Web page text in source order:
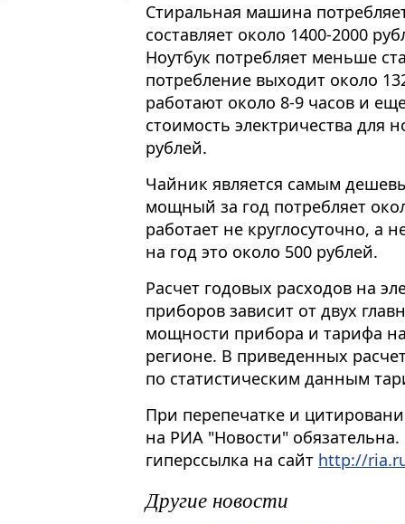
Стиральная машина
составляет около 1400-2000
Ноутбук потребляет меньше
потребление выходит около
работают около 8-9 часов и
стоимость электричества для
рублей.
Чайник является самым
мощный за год потребляет
работает не круглосуточно, а
на год это около 500 рублей.
Расчет годовых расходов на
приборов зависит от двух
мощности прибора и тарифа
регионе. В приведенных
по статистическим данным
При перепечатке и
на РИА "Новости"
гиперссылка на сайт http://
Другие новости